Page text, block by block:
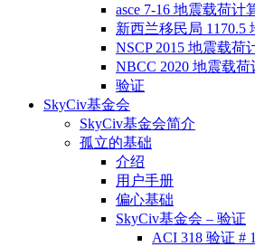
asce 7-16 地震载荷计
新西兰移民局 1170.5
NSCP 2015 地震载荷
NBCC 2020 地震载荷
验证
SkyCiv基金会
SkyCiv基金会简介
孤立的基础
介绍
用户手册
偏心基础
SkyCiv基金会 – 验证
ACI 318 验证 # 1